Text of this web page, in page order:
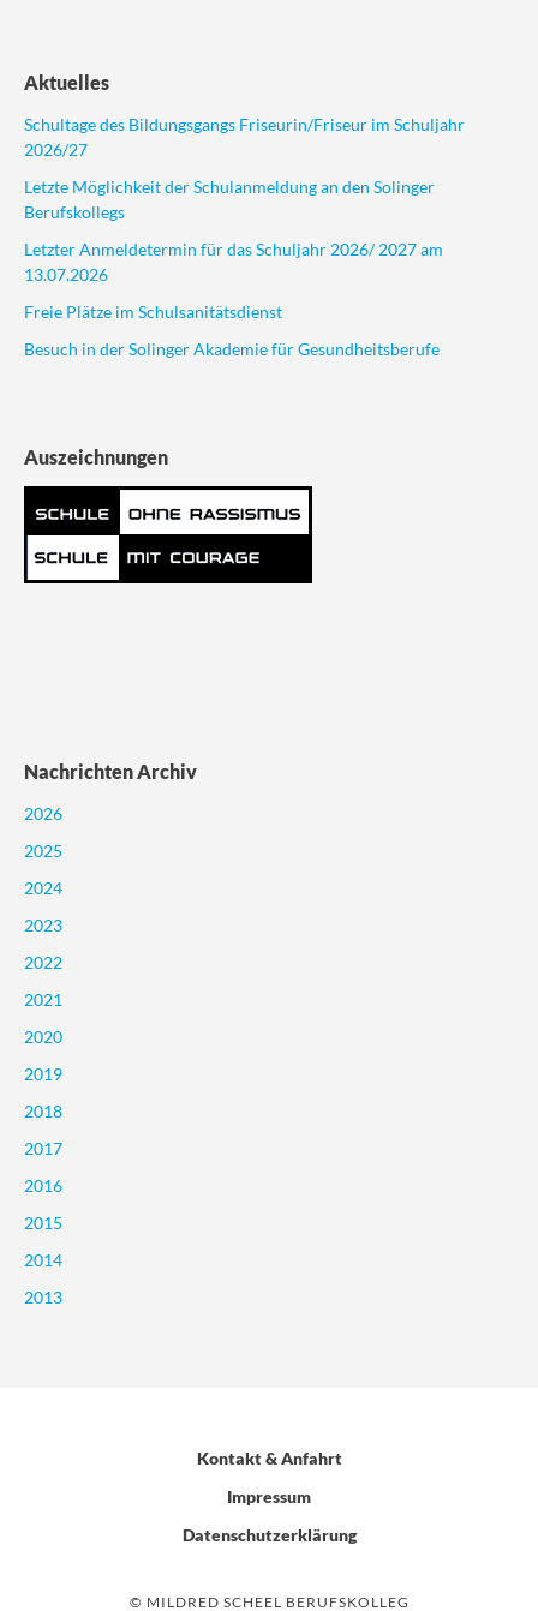
Aktuelles
Schultage des Bildungsgangs Friseurin/Friseur im Schuljahr
2026/27
Letzte Möglichkeit der Schulanmeldung an den Solinger
Berufskollegs
Letzter Anmeldetermin für das Schuljahr 2026/ 2027 am
13.07.2026
Freie Plätze im Schulsanitätsdienst
Besuch in der Solinger Akademie für Gesundheitsberufe
Auszeichnungen
Nachrichten Archiv
2026
2025
2024
2023
2022
2021
2020
2019
2018
2017
2016
2015
2014
2013
Kontakt & Anfahrt
Impressum
Datenschutzerklärung
© MILDRED SCHEEL BERUFSKOLLEG